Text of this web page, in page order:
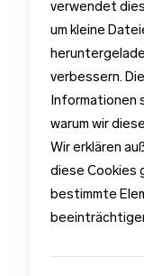
verwendet
um kleine
verbessern.
Informationen
warum wir
Wir erklären
diese Cookies
bestimmte